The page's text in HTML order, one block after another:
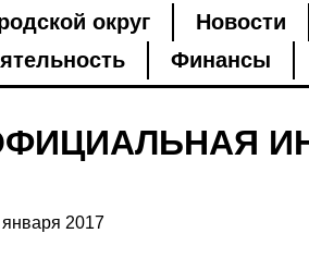
округ Новости
Финансы
января 2017